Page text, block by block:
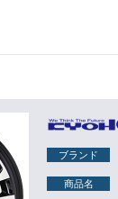
ブランド
商品名